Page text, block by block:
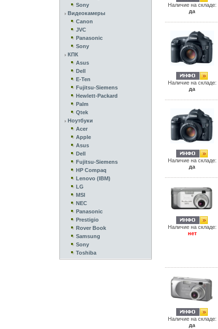
Sony
Видеокамеры
Canon
JVC
Panasonic
Sony
КПК
Asus
Dell
E-Ten
Fujitsu-Siemens
Hewlett-Packard
Palm
Qtek
Ноутбуки
Acer
Apple
Asus
Dell
Fujitsu-Siemens
HP Compaq
Lenovo (IBM)
LG
MSI
NEC
Panasonic
Prestigio
Rover Book
Samsung
Sony
Toshiba
Наличие на складе:
да
Наличие на складе:
да
Наличие на складе:
да
Наличие на складе:
нет
Наличие на складе:
да